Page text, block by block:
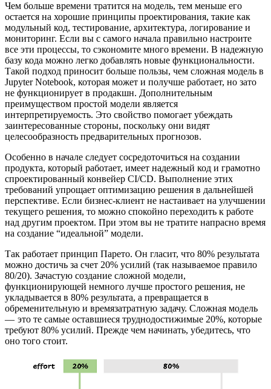
Чем больше времени тратится на модель, тем меньше его
остается на хорошие принципы проектирования, такие как
модульный код, тестирование, архитектура, логирование и
мониторинг. Если вы с самого начала правильно настроите
все эти процессы, то сэкономите много времени. В надежную
базу кода можно легко добавлять новые функциональности.
Такой подход приносит больше пользы, чем сложная модель в
Jupyter Notebook, которая может и получше работает, но зато
не функционирует в продакшн. Дополнительным
преимуществом простой модели является
интерпретируемость. Это свойство помогает убеждать
заинтересованные стороны, поскольку они видят
целесообразность предварительных прогнозов.
Особенно в начале следует сосредоточиться на создании
продукта, который работает, имеет надежный код и грамотно
спроектированный конвейер CI/CD. Выполнение этих
требований упрощает оптимизацию решения в дальнейшей
перспективе. Если бизнес-клиент не настаивает на улучшении
текущего решения, то можно спокойно переходить к работе
над другим проектом. При этом вы не тратите напрасно время
на создание “идеальной” модели.
Так работает принцип Парето. Он гласит, что 80% результата
можно достичь за счет 20% усилий (так называемое правило
80/20). Зачастую создание сложной модели,
функционирующей немного лучше простого решения, не
укладывается в 80% результата, а превращается в
обременительную и времязатратную задачу. Сложная модель
— это те самые оставшиеся труднодостижимые 20%, которые
требуют 80% усилий. Прежде чем начинать, убедитесь, что
оно того стоит.